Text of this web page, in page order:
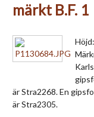
märkt B.F. 1
är Stra2268. En
är Stra2305.